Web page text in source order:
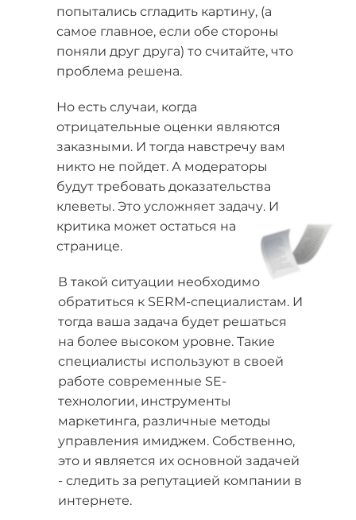
попытались сгладить картину, (а
самое главное, если обе стороны
поняли друг друга) то считайте, что
проблема решена.
Но есть случаи, когда
отрицательные оценки являются
заказными. И тогда навстречу вам
никто не пойдет. А модераторы
будут требовать доказательства
клеветы. Это усложняет задачу. И
критика может остаться на
странице.
В такой ситуации необходимо
обратиться к SERM-специалистам. И
тогда ваша задача будет решаться
на более высоком уровне. Такие
специалисты используют в своей
работе современные SE-
технологии, инструменты
маркетинга, различные методы
управления имиджем. Собственно,
это и является их основной задачей
- следить за репутацией компании в
интернете.